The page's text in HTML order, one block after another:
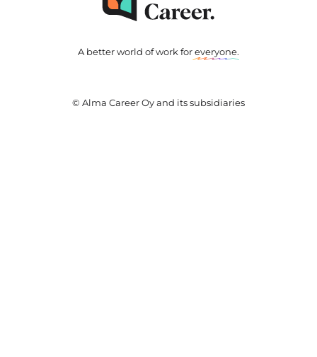
A better world of work foreveryone.
© Alma Career Oy and its subsidiaries